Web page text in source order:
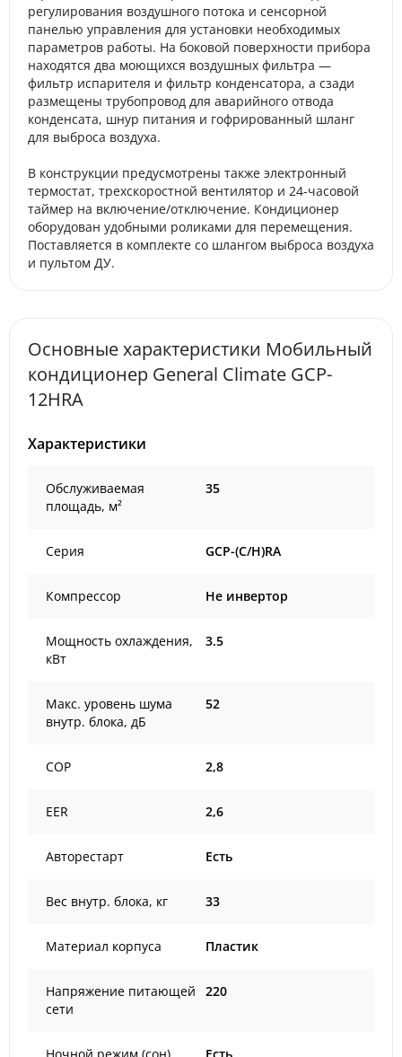
регулирования воздушного потока и сенсорной
панелью управления для установки необходимых
параметров работы. На боковой поверхности прибора
находятся два моющихся воздушных фильтра —
фильтр испарителя и фильтр конденсатора, а сзади
размещены трубопровод для аварийного отвода
конденсата, шнур питания и гофрированный шланг
для выброса воздуха.
В конструкции предусмотрены также электронный
термостат, трехскоростной вентилятор и 24-часовой
таймер на включение/отключение. Кондиционер
оборудован удобными роликами для перемещения.
Поставляется в комплекте со шлангом выброса воздуха
и пультом ДУ.
Основные характеристики Мобильный
кондиционер General Climate GCP-
12HRA
Характеристики
Обслуживаемая
площадь, м²
35
Серия GCP-(C/H)RA
Компрессор Не инвертор
Мощность охлаждения,
кВт
3.5
Макс. уровень шума
внутр. блока, дБ
52
COP 2,8
EER 2,6
Авторестарт Есть
Вес внутр. блока, кг 33
Материал корпуса Пластик
Напряжение питающей
сети
220